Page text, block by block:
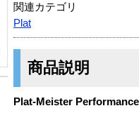
関連カテゴリ
Plat
商品説明
Plat-Meister